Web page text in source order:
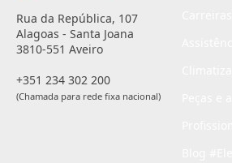
Rua da República, 107
Alagoas - Santa Joana
3810-551 Aveiro
+351 234 302 200
(Chamada para rede fixa nacional)